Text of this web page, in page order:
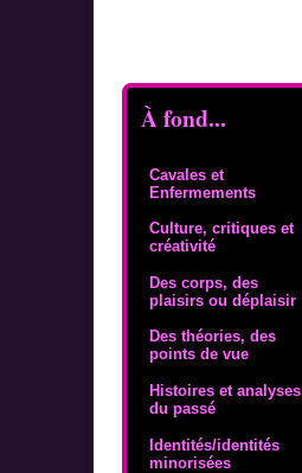
À fond...
Cavales et
Enfermements
Culture, critiques et
créativité
Des corps, des
plaisirs ou déplaisir
Des théories, des
points de vue
Histoires et analyses
du passé
Identités/identités
minorisées